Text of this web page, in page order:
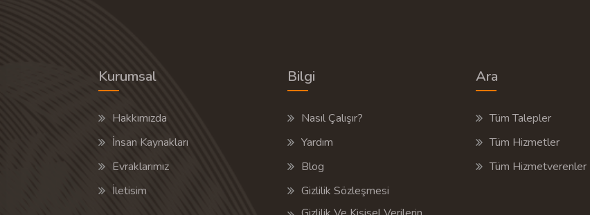
Kurumsal
Hakkımızda
İnsan Kaynakları
Evraklarımız
İletisim
Bilgi
Nasıl Çalışır?
Yardım
Blog
Gizlilik Sözleşmesi
Ara
Tüm Talepler
Tüm Hizmetler
Tüm Hizmetverenler